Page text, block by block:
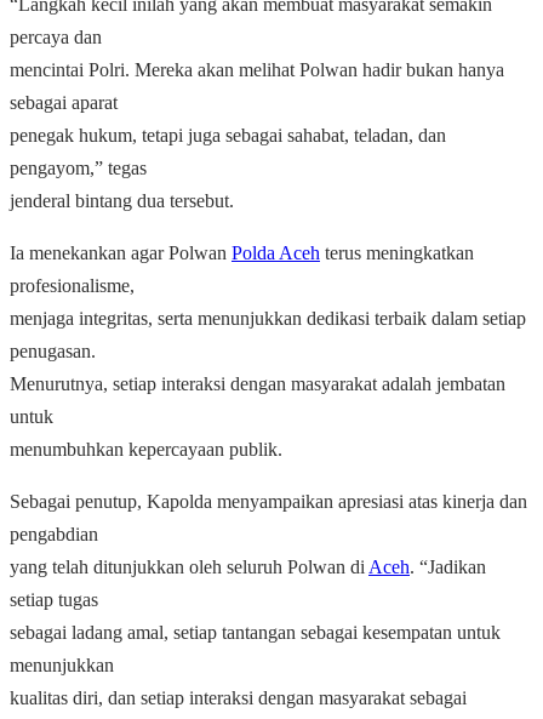
“Langkah kecil inilah yang akan membuat masyarakat semakin
percaya dan
mencintai Polri. Mereka akan melihat Polwan hadir bukan hanya
sebagai aparat
penegak hukum, tetapi juga sebagai sahabat, teladan, dan
pengayom,” tegas
jenderal bintang dua tersebut.
Ia menekankan agar Polwan Polda Aceh terus meningkatkan
profesionalisme,
menjaga integritas, serta menunjukkan dedikasi terbaik dalam setiap
penugasan.
Menurutnya, setiap interaksi dengan masyarakat adalah jembatan
untuk
menumbuhkan kepercayaan publik.
Sebagai penutup, Kapolda menyampaikan apresiasi atas kinerja dan
pengabdian
yang telah ditunjukkan oleh seluruh Polwan di Aceh. “Jadikan
setiap tugas
sebagai ladang amal, setiap tantangan sebagai kesempatan untuk
menunjukkan
kualitas diri, dan setiap interaksi dengan masyarakat sebagai